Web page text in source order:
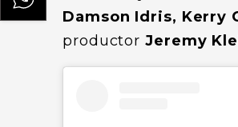
Damson Idris, Kerry
productorJeremy